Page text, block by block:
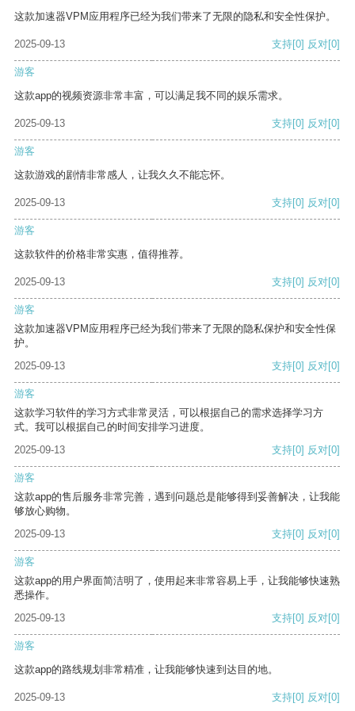
这款加速器VPM应用程序已经为我们带来了无限的隐私和安全性保护。
2025-09-13 支持[0] 反对[0]
游客
这款app的视频资源非常丰富，可以满足我不同的娱乐需求。
2025-09-13 支持[0] 反对[0]
游客
这款游戏的剧情非常感人，让我久久不能忘怀。
2025-09-13 支持[0] 反对[0]
游客
这款软件的价格非常实惠，值得推荐。
2025-09-13 支持[0] 反对[0]
游客
这款加速器VPM应用程序已经为我们带来了无限的隐私保护和安全性保
护。
2025-09-13
支持[0] 反对[0]
游客
这款学习软件的学习方式非常灵活，可以根据自己的需求选择学习方
式。我可以根据自己的时间安排学习进度。
2025-09-13
支持[0] 反对[0]
游客
这款app的售后服务非常完善，遇到问题总是能够得到妥善解决，让我能
够放心购物。
2025-09-13
支持[0] 反对[0]
游客
这款app的用户界面简洁明了，使用起来非常容易上手，让我能够快速熟
悉操作。
2025-09-13
支持[0] 反对[0]
游客
这款app的路线规划非常精准，让我能够快速到达目的地。
2025-09-13 支持[0] 反对[0]